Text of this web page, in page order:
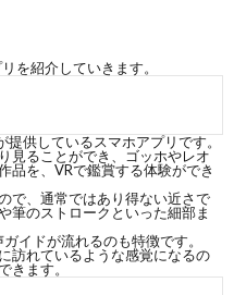
を紹介していきます。
供しているスマホアプリです。
見ることができ、ゴッホやレオ
品を、VRで鑑賞する体験ができ
で、通常ではあり得ない近さで
筆のストロークといった細部ま
イドが流れるのも特徴です。
訪れているような感覚になるの
きます。